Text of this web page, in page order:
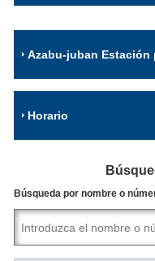
Azabu-juban Estación
Horario
Búsqueda por nombre o